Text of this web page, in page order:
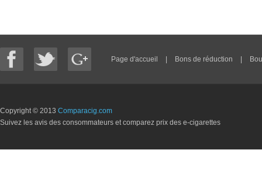
Page d'accueil Bons de réduction
Copyright © 2013 Comparacig.com
Suivez les avis des consommateurs et comparez prix des e-cigarettes